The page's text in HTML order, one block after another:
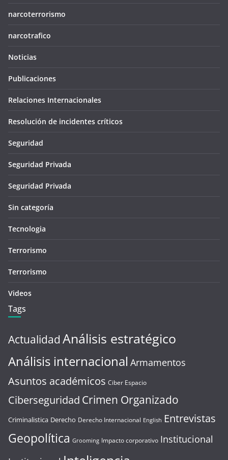
narcoterrorismo
narcotrafico
Noticias
Publicaciones
Relaciones Internacionales
Resolución de incidentes críticos
Seguridad
Seguridad Privada
Seguridad Privada
Sin categoría
Tecnologia
Terrorismo
Terrorismo
Videos
Tags
Actualidad Análisis estratégico
Análisis internacional Armamentos
Asuntos académicos Ciber Espacio
Ciberseguridad Crimen Organizado
Criminalistica Derecho Derecho Internacional English Entrevistas
Geopolítica Grooming Impacto corporativo Institucional